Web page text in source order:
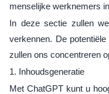
menselijke werknemers
In deze sectie zullen
verkennen. De
zullen ons concentreren
1. Inhoudsgeneratie
Met ChatGPT kunt u